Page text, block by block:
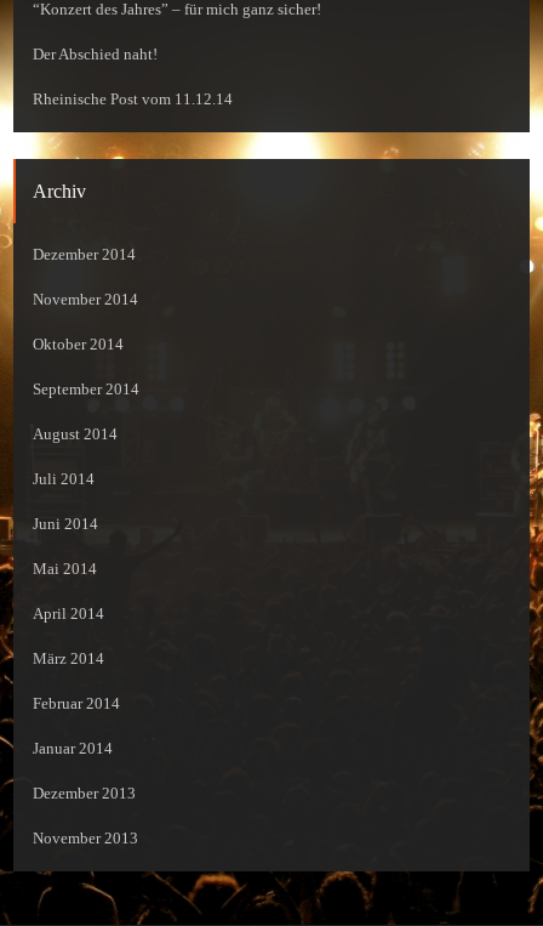
“Konzert des Jahres” – für mich ganz sicher!
Der Abschied naht!
Rheinische Post vom 11.12.14
Archiv
Dezember 2014
November 2014
Oktober 2014
September 2014
August 2014
Juli 2014
Juni 2014
Mai 2014
April 2014
März 2014
Februar 2014
Januar 2014
Dezember 2013
November 2013